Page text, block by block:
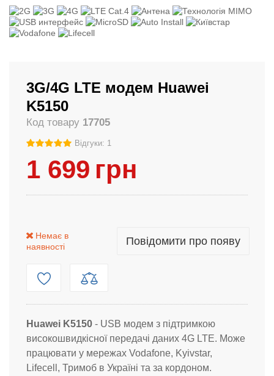
3G/4G LTE модем Huawei
K5150
Код товару 17705
Відгуки: 1
1 699 грн
Немає в
наявності
Повідомити про появу
Huawei K5150 - USB модем з підтримкою
високошвидкісної передачі даних 4G LTE. Може
працювати у мережах Vodafone, Kyivstar,
Lifecell, Тримоб в Україні та за кордоном.